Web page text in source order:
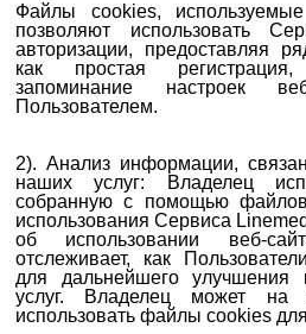
Файлы cookies,
позволяют использовать
авторизации, предоставляя
как простая
запоминание настроек
Пользователем.
2). Анализ информации,
наших услуг: Владелец
собранную с помощью
использования Сервиса
об использовании веб-
отслеживает, как
для дальнейшего улучшения
услуг. Владелец может на
использовать файлы cookies